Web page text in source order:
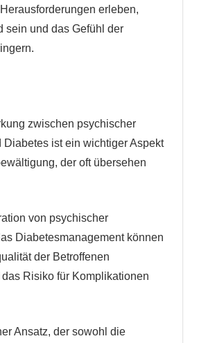
erleben,
sein und das Gefühl der
zwischen psychischer
Diabetes ist ein wichtiger Aspekt
der oft übersehen
von psychischer
Diabetesmanagement können
der Betroffenen
Risiko für Komplikationen
Ansatz, der sowohl die